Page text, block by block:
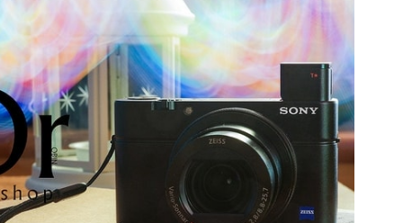
致
中
的
極
致：
Sony
a7R2
拍
攝
分
享